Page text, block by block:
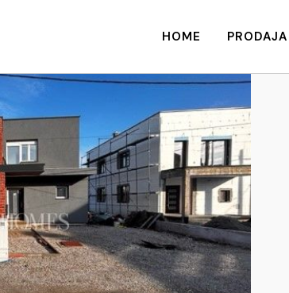
HOME PRODAJA